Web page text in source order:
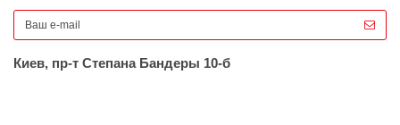
Киев, пр-т Степана Бандеры 10-б